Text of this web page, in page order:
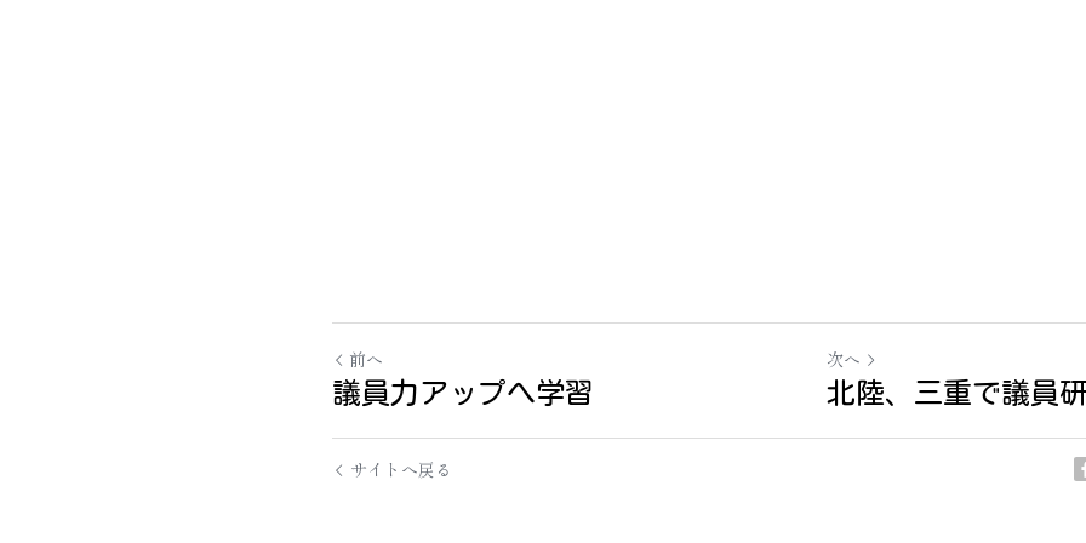
前へ
議員力アップへ学習
次へ
北陸、三重で議
サイトへ戻る